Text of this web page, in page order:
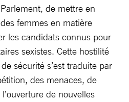
de mettre en
femmes en matière
les candidats connus pour
sexistes. Cette hostilité
sécurité s’est traduite par
des menaces, de
de nouvelles